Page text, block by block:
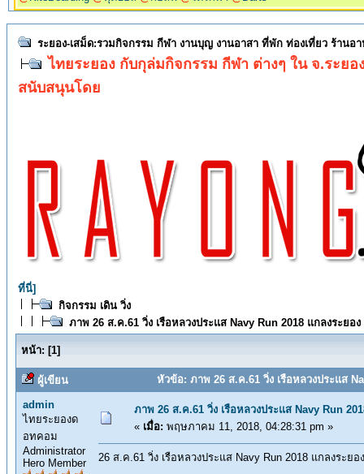
ระยอง-เสม็ด:รวมกิจกรรม กีฬา งานบุญ งานอาสา ที่พัก ท่องเที่ยว ร้านอ
ไทยระยอง กับกุล่มกิจกรรม กีฬา ต่างๆ ใน จ.ระยอ
สนับสนุนโดย
ที่นี่]
กิจกรรม เดิน วิ่ง
ภาพ 26 ส.ค.61 วิ่ง เรือหลวงประแส Navy Run 2018 แกลงระยอง
หน้า: [1]
ผู้เขียน หัวข้อ: ภาพ 26 ส.ค.61 วิ่ง เรือหลวงประแส
admin
ไทยระยองด
อทคอม
Administrator
Hero Member
ภาพ 26 ส.ค.61 วิ่ง เรือหลวงประแส Navy Run
« เมื่อ: พฤษภาคม 11, 2018, 04:28:31 pm »
26 ส.ค.61 วิ่ง เรือหลวงประแส Navy Run 2018 แกลงระยอง